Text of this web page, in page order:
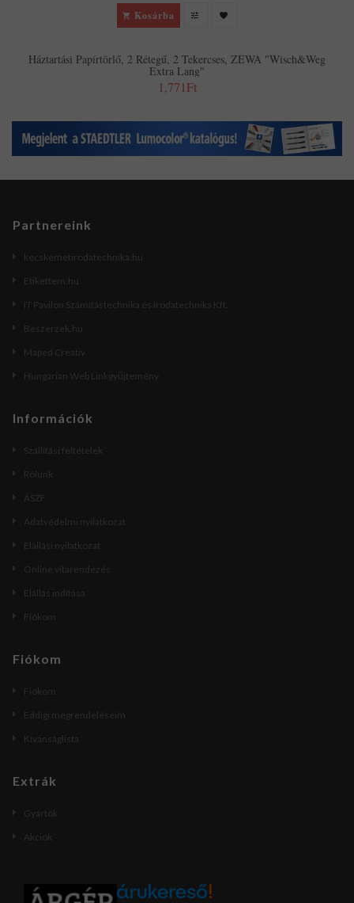
Kosárba
Háztartási Papírtörlő, 2 Rétegű, 2 Tekercses, ZEWA "Wisch&Weg
Extra Lang"
1,771Ft
Partnereink
kecskemetirodatechnika.hu
Etikettem.hu
IT Pavilon Számítástechnika és Irodatechnika Kft.
Beszerzek.hu
Maped Creativ
Hungarian Web Linkgyűjtemény
Információk
Szállítási feltételek
Rólunk
ÁSZF
Adatvédelmi nyilatkozat
Elállási nyilatkozat
Online vitarendezés
Elállás indítása
Fiókom
Fiókom
Fiókom
Eddigi megrendeléseim
Kívánságlista
Extrák
Gyártók
Akciók